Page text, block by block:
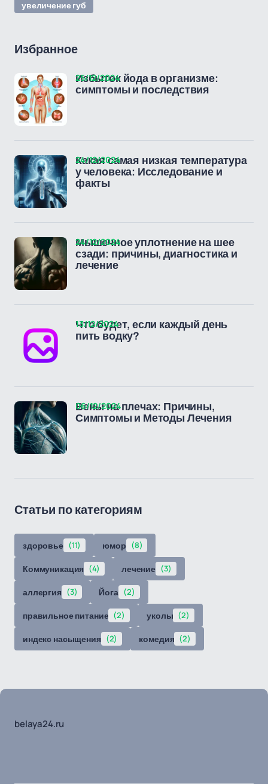
увеличение губ
Избранное
Избыток йода в организме:
симптомы и последствия
25/12/2024
Какая самая низкая температура
у человека: Исследование и
факты
24/12/2024
Мышечное уплотнение на шее
сзади: причины, диагностика и
лечение
24/12/2024
Что будет, если каждый день
пить водку?
13/12/2024
Вены на плечах: Причины,
Симптомы и Методы Лечения
06/12/2024
Статьи по категориям
здоровье (11) юмор (8)
Коммуникация (4) лечение (3)
аллергия (3) Йога (2)
правильное питание (2) уколы (2)
индекс насыщения (2) комедия (2)
belaya24.ru